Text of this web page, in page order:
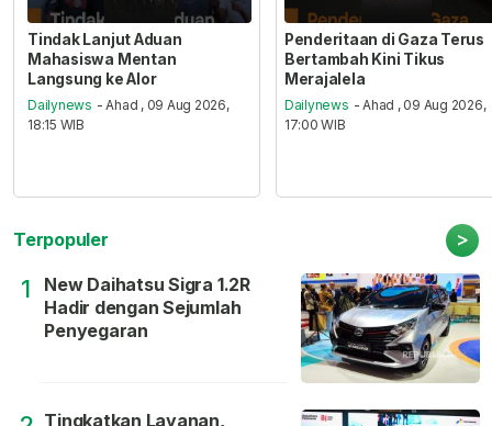
Tindak Lanjut Aduan
Mahasiswa Mentan
Langsung ke Alor
Dailynews - Ahad , 09 Aug 2026,
18:15 WIB
Penderitaan di Gaza Terus
Bertambah Kini Tikus
Merajalela
Dailynews - Ahad , 09 Aug 2026,
17:00 WIB
Terpopuler >
1
New Daihatsu Sigra 1.2R
Hadir dengan Sejumlah
Penyegaran
Tingkatkan Layanan,